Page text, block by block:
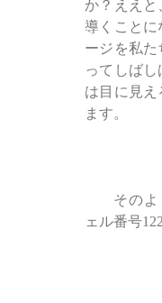
か？ええと
導くことに
ージを私た
ってしば
は目に見え
ます。
その
ェル番号